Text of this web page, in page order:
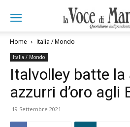
Home Italia / Mondo
Italia / Mondo
Italvolley batte la
azzurri d’oro agli
19 Settembre 2021